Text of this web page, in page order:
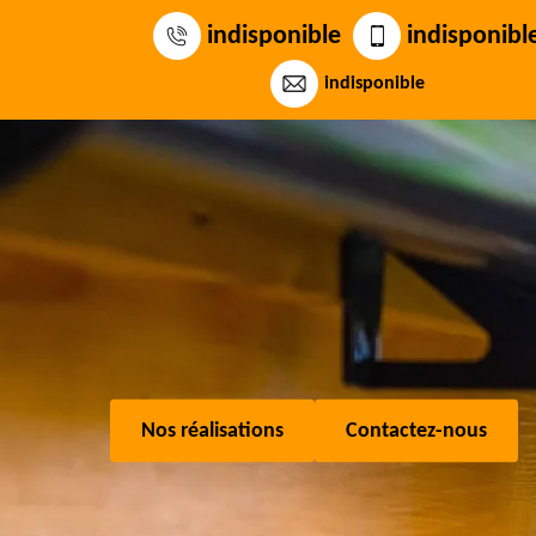
indisponible
indisponible
Nos réalisations Contactez-nous